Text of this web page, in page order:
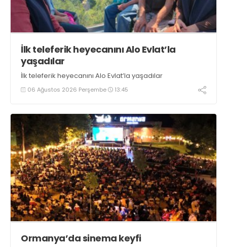
İlk teleferik heyecanını Alo Evlat’la
yaşadılar
İlk teleferik heyecanını Alo Evlat’la yaşadılar
06 Ağustos 2026 Perşembe 13:45
Ormanya’da sinema keyfi